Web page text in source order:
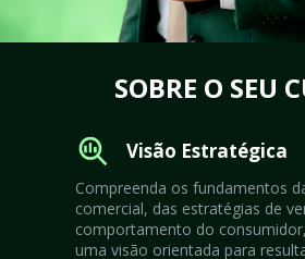
SOBRE O SEU
Visão Estratégica
Compreenda os fundamentos
comercial, das estratégias de
comportamento do
uma visão orientada para